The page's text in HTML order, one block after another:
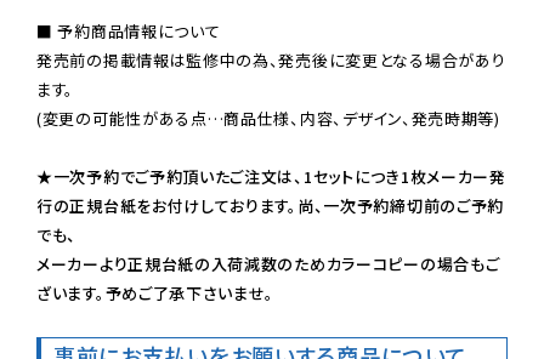
■ 予約商品情報について
発売前の掲載情報は監修中の為、発売後に変更となる場合があり
ます。
(変更の可能性がある点…商品仕様、内容、デザイン、発売時期等)
★一次予約でご予約頂いたご注文は、1セットにつき1枚メーカー発
行の正規台紙をお付けしております。尚、一次予約締切前のご予約
でも、
メーカーより正規台紙の入荷減数のためカラーコピーの場合もご
ざいます。予めご了承下さいませ。